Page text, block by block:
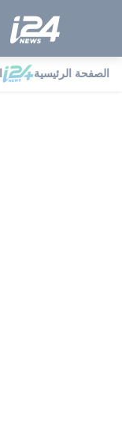
الصفحة الرئيسية